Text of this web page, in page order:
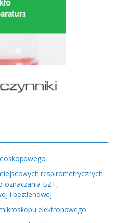
respirometrycznych
oznaczania BZT,
i beztlenowej
elektronowego